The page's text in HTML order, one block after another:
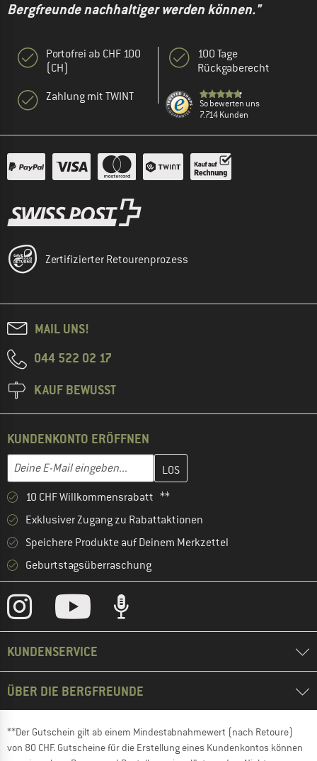
Bergfreunde nachhaltiger werden können."
Portofrei ab CHF 100
(CH)
Zahlung mit TWINT
100 Tage
Rückgaberecht
So bewerten uns
7.714 Kunden
Zertifizierter Retourenprozess
MAIL UNS!
044 522 02 17
KAUF BEWUSST
KUNDENKONTO ERÖFFNEN
E-Mail-Adresse
Gib hier deine E-Mail-Adresse ein und erstelle im nächsten
10 CHF Willkommensrabatt **
Exklusiver Zugang zu Rabattaktionen
Speichere Produkte auf Deinem Merkzettel
Geburtstagsüberraschung
KUNDENSERVICE
ÜBER DIE BERGFREUNDE
**Der Gutschein gilt ab einem Mindestabnahmewert (nach Retoure)
von 80 CHF. Gutscheine für die Erstellung eines Kundenkontos können